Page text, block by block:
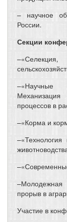
– научное
России.
Секции
–«Научные
процессов в
–«Корма и
–«Технология
прорыв в
Участие в